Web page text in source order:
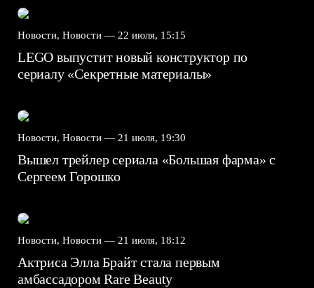
Новости, Новости — 22 июля, 15:15
LEGO выпустит новый конструктор по
сериалу «Секретные материалы»
Новости, Новости — 21 июля, 19:30
Вышел трейлер сериала «Большая фарма» с
Сергеем Горошко
Новости, Новости — 21 июля, 18:12
Актриса Элла Брайт стала первым
амбассадором Rare Beauty